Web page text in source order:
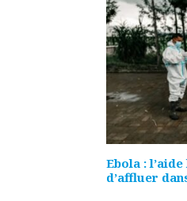
Ebola :
d’affluer